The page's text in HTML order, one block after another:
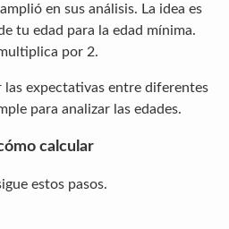
en sus análisis. La idea es
tu edad para la edad mínima.
por 2.
las expectativas entre diferentes
para analizar las edades.
calcular
estos pasos.